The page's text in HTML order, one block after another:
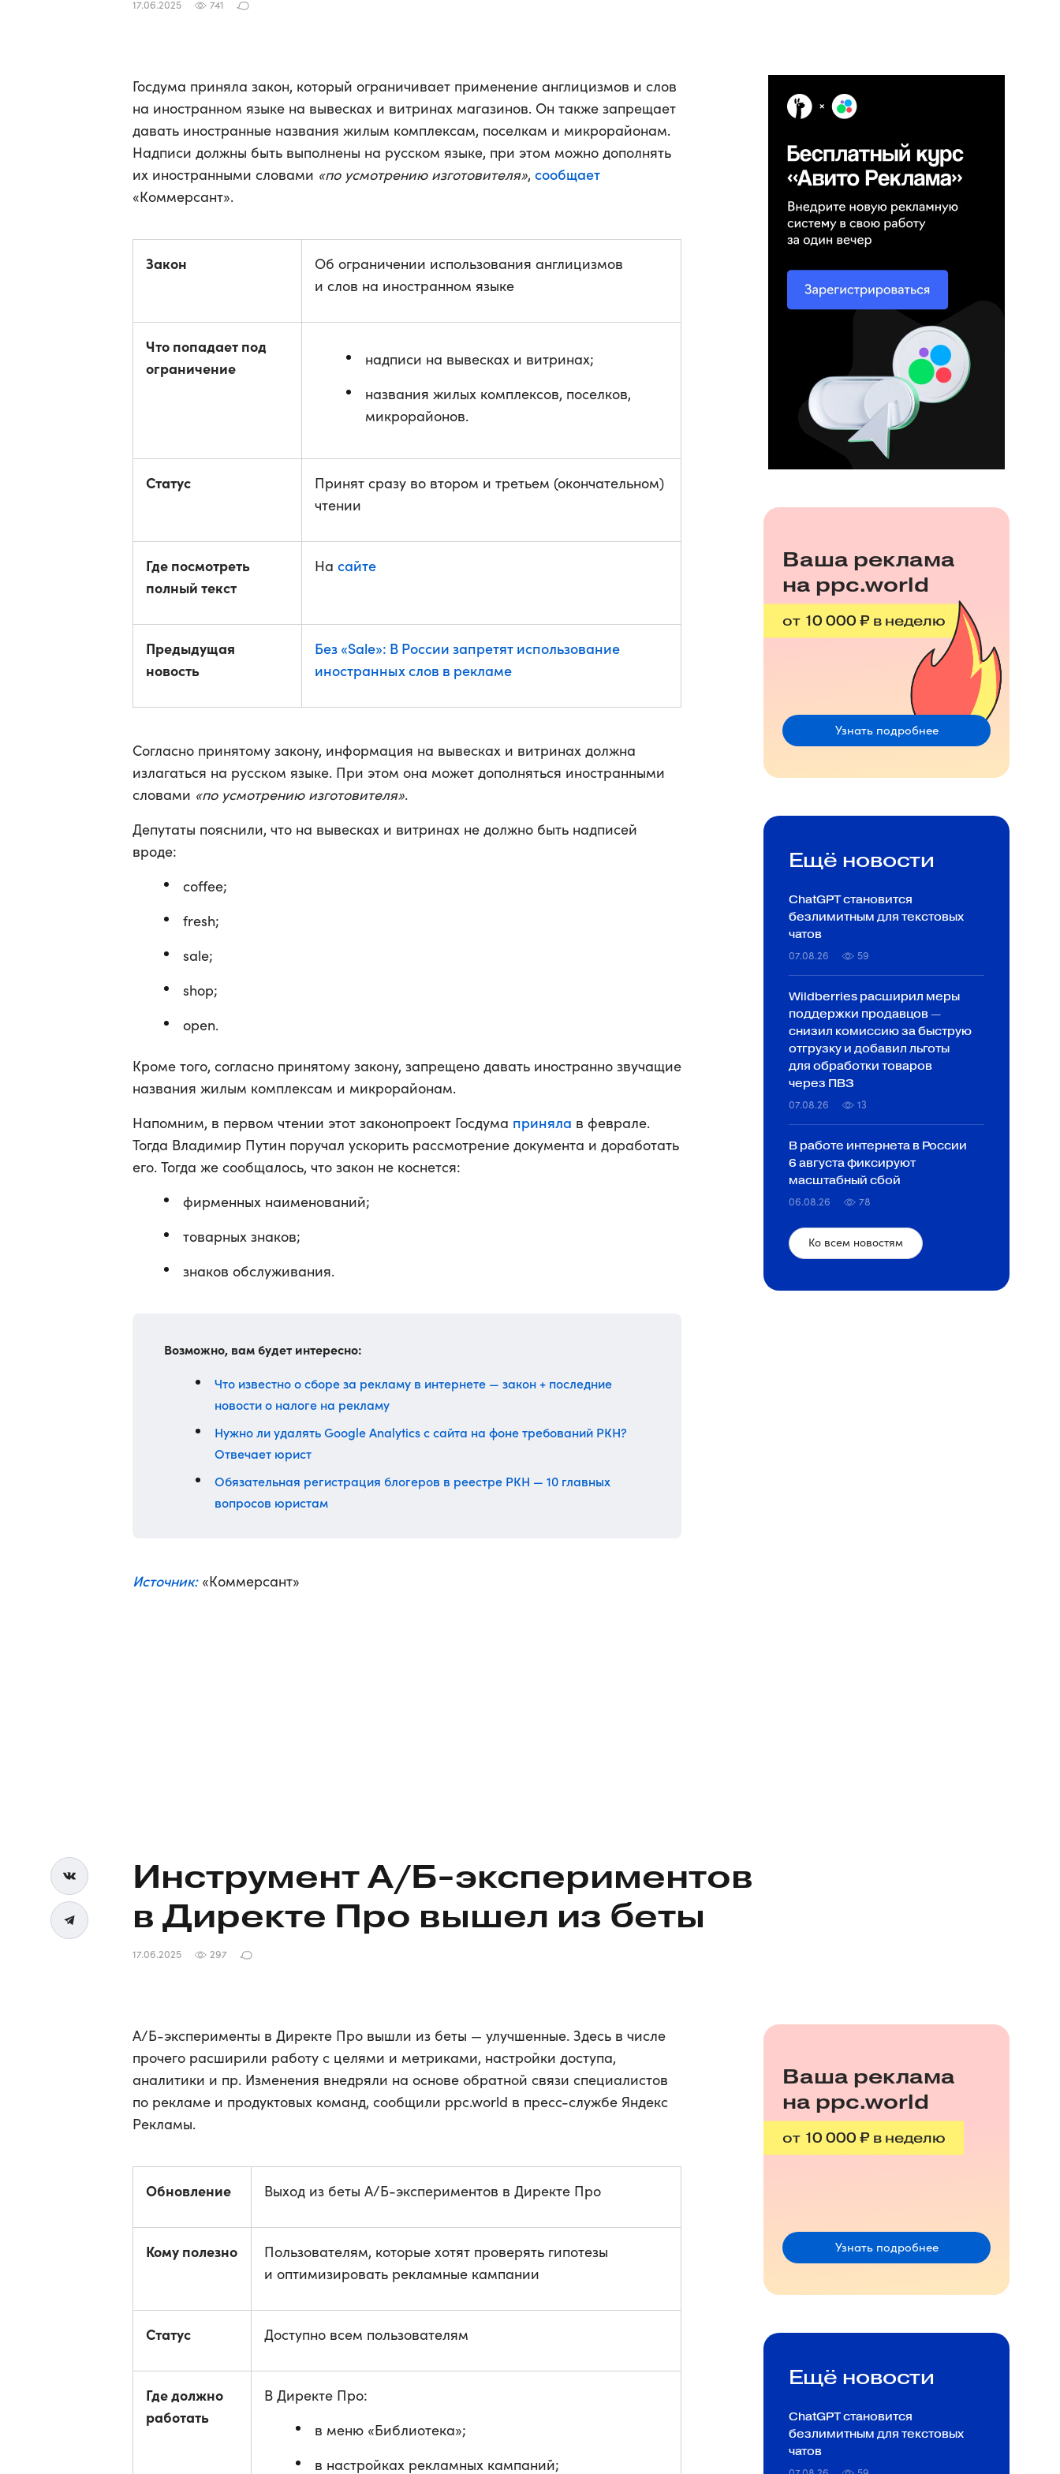
17.06.2025 741
Госдума приняла закон, который ограничивает применение англицизмов и слов
на иностранном языке на вывесках и витринах магазинов. Он также запрещает
давать иностранные названия жилым комплексам, поселкам и микрорайонам.
Надписи должны быть выполнены на русском языке, при этом можно дополнять
их иностранными словами «по усмотрению изготовителя», сообщает
«Коммерсант».
Закон
Об ограничении использования англицизмов
и слов на иностранном языке
Что попадает под
ограничение
надписи на вывесках и витринах;
названия жилых комплексов, поселков,
микрорайонов.
Статус
Принят сразу во втором и третьем (окончательном)
чтении
Где посмотреть
полный текст
На сайте
Предыдущая
новость
Без «Sale»: В России запретят использование
иностранных слов в рекламе
Согласно принятому закону, информация на вывесках и витринах должна
излагаться на русском языке. При этом она может дополняться иностранными
словами «по усмотрению изготовителя».
Депутаты пояснили, что на вывесках и витринах не должно быть надписей
вроде:
coffee;
fresh;
sale;
shop;
open.
Кроме того, согласно принятому закону, запрещено давать иностранно звучащие
названия жилым комплексам и микрорайонам.
Напомним, в первом чтении этот законопроект Госдума приняла в феврале.
Тогда Владимир Путин поручал ускорить рассмотрение документа и доработать
его. Тогда же сообщалось, что закон не коснется:
фирменных наименований;
товарных знаков;
знаков обслуживания.
Возможно, вам будет интересно:
Что известно о сборе за рекламу в интернете — закон + последние
новости о налоге на рекламу
Нужно ли удалять Google Analytics с сайта на фоне требований РКН?
Отвечает юрист
Обязательная регистрация блогеров в реестре РКН — 10 главных
вопросов юристам
Источник:«Коммерсант»
Ваша реклама
на ppc.world
от 10 000 ₽ в неделю
Узнать подробнее
Ещё новости
ChatGPT становится
безлимитным для текстовых
чатов
07.08.26 59
Wildberries расширил меры
поддержки продавцов —
снизил комиссию за быструю
отгрузку и добавил льготы
для обработки товаров
через ПВЗ
07.08.26 13
В работе интернета в России
6 августа фиксируют
масштабный сбой
06.08.26 78
Ко всем новостям
Инструмент А/Б-экспериментов
в Директе Про вышел из беты
17.06.2025 297
А/Б-эксперименты в Директе Про вышли из беты — улучшенные. Здесь в числе
прочего расширили работу с целями и метриками, настройки доступа,
аналитики и пр. Изменения внедряли на основе обратной связи специалистов
по рекламе и продуктовых команд, сообщили ppc.world в пресс-службе Яндекс
Рекламы.
Обновление Выход из беты А/Б-экспериментов в Директе Про
Кому полезно
Пользователям, которые хотят проверять гипотезы
и оптимизировать рекламные кампании
Статус Доступно всем пользователям
Где должно
работать
В Директе Про:
в меню «Библиотека»;
в настройках рекламных кампаний;
Ваша реклама
на ppc.world
от 10 000 ₽ в неделю
Узнать подробнее
Ещё новости
ChatGPT становится
безлимитным для текстовых
чатов